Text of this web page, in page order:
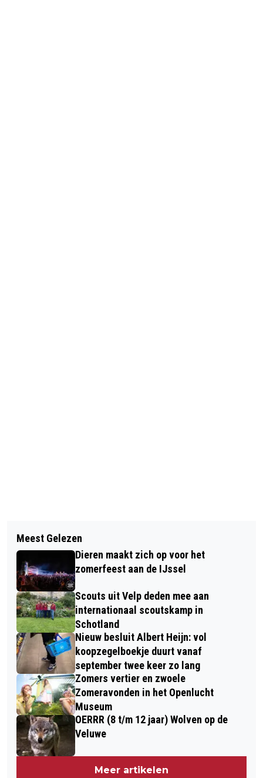
MANTELZORGCAFÉ BIJ INTERMEZZO
IN DIEREN
COLLECTANTEN VOOR
DIERENBESCHERMING GEZOCHT IN
RHEDEN
Meest Gelezen
Dieren maakt zich op voor het
zomerfeest aan de IJssel
Scouts uit Velp deden mee aan
internationaal scoutskamp in
Schotland
Nieuw besluit Albert Heijn: vol
koopzegelboekje duurt vanaf
september twee keer zo lang
Zomers vertier en zwoele
Zomeravonden in het Openlucht
Museum
OERRR (8 t/m 12 jaar) Wolven op de
Veluwe
Meer artikelen